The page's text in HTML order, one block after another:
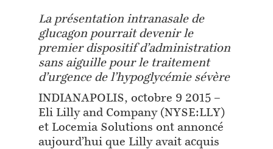
La présentation intranasale de
glucagon pourrait devenir le
premier dispositif d’administration
sans aiguille pour le traitement
d’urgence de l’hypoglycémie sévère
INDIANAPOLIS, octobre 9 2015 –
Eli Lilly and Company (NYSE:LLY)
et Locemia Solutions ont annoncé
aujourd’hui que Lilly avait acquis